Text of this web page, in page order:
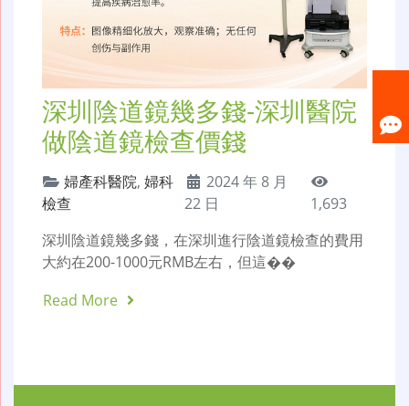
深圳陰道鏡幾多錢-深圳醫院
做陰道鏡檢查價錢
婦產科醫院, 婦科
檢查
2024 年 8 月
22 日
1,693
深圳陰道鏡幾多錢，在深圳進行陰道鏡檢查的費用
大約在200-1000元RMB左右，但這��
Read More